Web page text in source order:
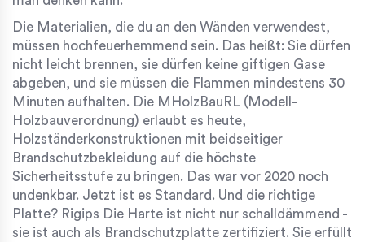
Die Materialien, die du an den Wänden verwendest,
müssen hochfeuerhemmend sein. Das heißt: Sie dürfen
nicht leicht brennen, sie dürfen keine giftigen Gase
abgeben, und sie müssen die Flammen mindestens 30
Minuten aufhalten. Die MHolzBauRL (Modell-
Holzbauverordnung) erlaubt es heute,
Holzständerkonstruktionen mit beidseitiger
Brandschutzbekleidung auf die höchste
Sicherheitsstufe zu bringen. Das war vor 2020 noch
undenkbar. Jetzt ist es Standard. Und die richtige
Platte? Rigips Die Harte ist nicht nur schalldämmend -
sie ist auch als Brandschutzplatte zertifiziert. Sie erfüllt